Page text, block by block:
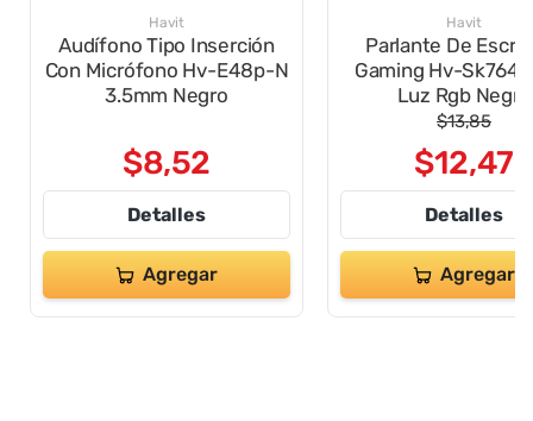
Havit
Audífono Tipo Inserción
Con Micrófono Hv-E48p-N
3.5mm Negro
$8,52
Detalles
Agregar
Havit
Parlante De
Gaming Hv-Sk764
Luz Rgb Negro
$13,85
$12,47
Detalles
Agregar